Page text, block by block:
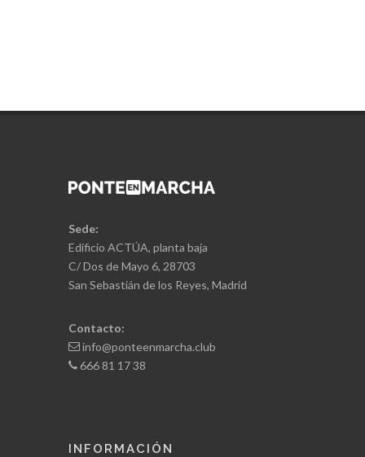
Sede:
Edificio ACTÚA, planta baja
C/ Dos de Mayo 6, 28703
San Sebastián de los Reyes, Madrid
Contacto:
info@ponteenmarcha.club
666 81 17 38
INFORMACIÓN